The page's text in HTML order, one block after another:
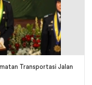
Transportasi Jalan